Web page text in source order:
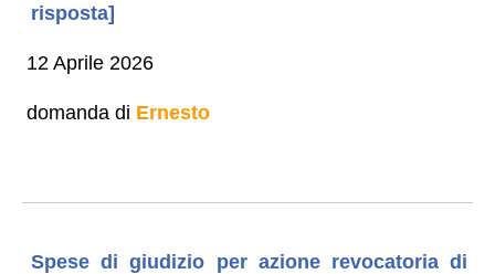
risposta]
12 Aprile 2026
domanda di Ernesto
Spese di giudizio per azione revocatoria di